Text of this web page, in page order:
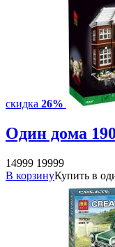
скидка 26%
Один дома
14999 19999
В корзинуКупить в